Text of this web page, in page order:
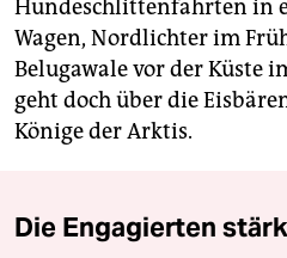
Hundeschlittenfahrten in
Wagen, Nordlichter im
Belugawale vor der Küste
geht doch über die
Könige der Arktis.
Die Engagierten